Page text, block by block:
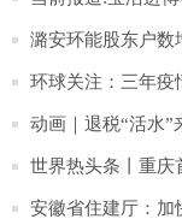
潞安环能股东户数
环球关注：三年疫
经济密码
动画｜退税“活水”
世界热头条丨重庆
桥
安徽省住建厅：加